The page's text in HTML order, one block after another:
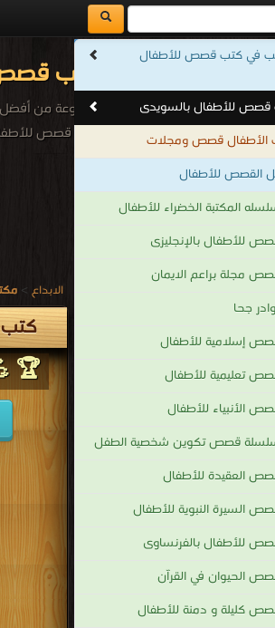
كتب قصص
مجموعة من أفضل
كتب قصص
.
في كتب قصص للأطفال
للأطفال بالسويدى
الأطفال قصص ومجلات
القصص للأطفال
المكتبة الخضراء للأطفال
للأطفال بالإنجليزى
مجلة براعم الايمان
جحا
إسلامية للأطفال
تعليمية للأطفال
الأنبياء للأطفال
قصص تكوين شخصية الطفل
العقيدة للأطفال
السيرة النبوية للأطفال
للأطفال بالفرنساوى
الحيوان في القرآن
كليلة و دمنة للأطفال
الابداع >
🏆